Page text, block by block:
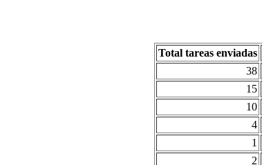
Total tareas enviadas
38
15
10
4
1
2